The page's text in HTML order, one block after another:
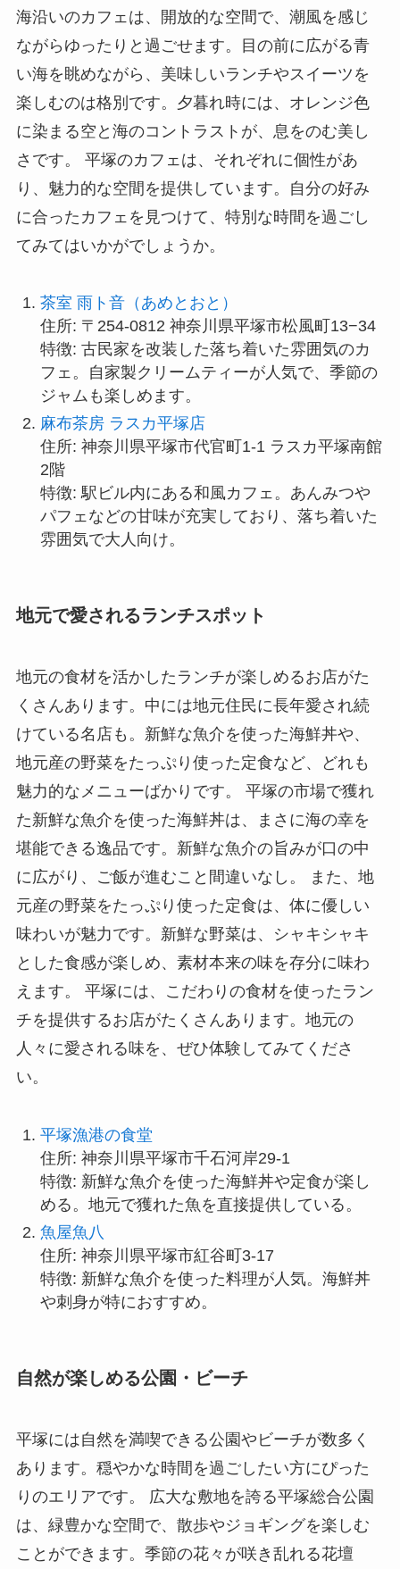
海沿いのカフェは、開放的な空間で、潮風を感じ
ながらゆったりと過ごせます。目の前に広がる青
い海を眺めながら、美味しいランチやスイーツを
楽しむのは格別です。夕暮れ時には、オレンジ色
に染まる空と海のコントラストが、息をのむ美し
さです。 平塚のカフェは、それぞれに個性があ
り、魅力的な空間を提供しています。自分の好み
に合ったカフェを見つけて、特別な時間を過ごし
てみてはいかがでしょうか。
茶室 雨ト音（あめとおと）
住所: 〒254-0812 神奈川県平塚市松風町13−34
特徴: 古民家を改装した落ち着いた雰囲気のカ
フェ。自家製クリームティーが人気で、季節の
ジャムも楽しめます。
麻布茶房 ラスカ平塚店
住所: 神奈川県平塚市代官町1-1 ラスカ平塚南館
2階
特徴: 駅ビル内にある和風カフェ。あんみつや
パフェなどの甘味が充実しており、落ち着いた
雰囲気で大人向け。
地元で愛されるランチスポット
地元の食材を活かしたランチが楽しめるお店がた
くさんあります。中には地元住民に長年愛され続
けている名店も。新鮮な魚介を使った海鮮丼や、
地元産の野菜をたっぷり使った定食など、どれも
魅力的なメニューばかりです。 平塚の市場で獲れ
た新鮮な魚介を使った海鮮丼は、まさに海の幸を
堪能できる逸品です。新鮮な魚介の旨みが口の中
に広がり、ご飯が進むこと間違いなし。 また、地
元産の野菜をたっぷり使った定食は、体に優しい
味わいが魅力です。新鮮な野菜は、シャキシャキ
とした食感が楽しめ、素材本来の味を存分に味わ
えます。 平塚には、こだわりの食材を使ったラン
チを提供するお店がたくさんあります。地元の
人々に愛される味を、ぜひ体験してみてくださ
い。
平塚漁港の食堂
住所: 神奈川県平塚市千石河岸29-1
特徴: 新鮮な魚介を使った海鮮丼や定食が楽し
める。地元で獲れた魚を直接提供している。
魚屋魚八
住所: 神奈川県平塚市紅谷町3-17
特徴: 新鮮な魚介を使った料理が人気。海鮮丼
や刺身が特におすすめ。
自然が楽しめる公園・ビーチ
平塚には自然を満喫できる公園やビーチが数多く
あります。穏やかな時間を過ごしたい方にぴった
りのエリアです。 広大な敷地を誇る平塚総合公園
は、緑豊かな空間で、散歩やジョギングを楽しむ
ことができます。季節の花々が咲き乱れる花壇